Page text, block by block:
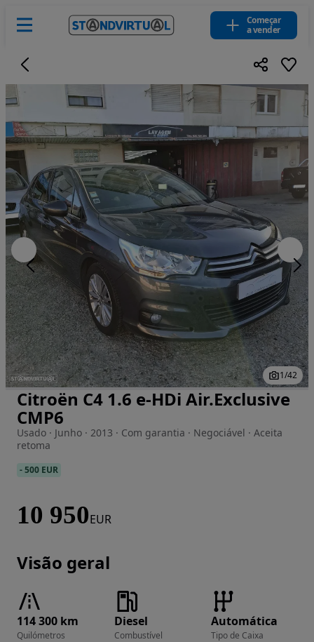
Começar
a vender
Imagem 1 de 42
1/42
Citroën C4 1.6 e-HDi Air.Exclusive
CMP6
Usado · Junho · 2013 · Com garantia · Negociável · Aceita
retoma
-500 EUR
10 950EUR
Visão geral
114 300 km
Quilómetros
Diesel
Combustível
Automática
Tipo de Caixa